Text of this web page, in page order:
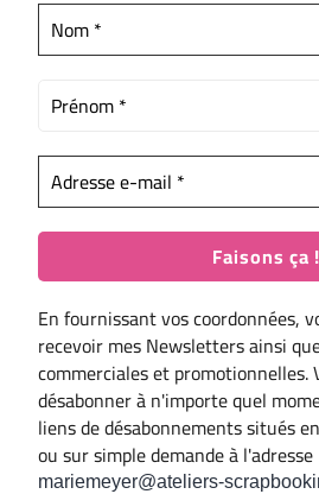
En fournissant vos coordonnées,
recevoir mes Newsletters ainsi
commerciales et promotionnelles.
désabonner à n'importe quel
liens de désabonnements situés
ou sur simple demande à l'adresse
mariemeyer@ateliers-